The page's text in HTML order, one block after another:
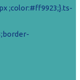
;color:#ff9923;}.ts-